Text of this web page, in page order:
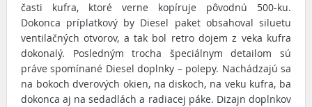
časti kufra, ktoré verne kopíruje pôvodnú 500-ku.
Dokonca príplatkový by Diesel paket obsahoval siluetu
ventilačných otvorov, a tak bol retro dojem z veka kufra
dokonalý. Posledným trocha špeciálnym detailom sú
práve spomínané Diesel doplnky – polepy. Nachádzajú sa
na bokoch dverových okien, na diskoch, na veku kufra, ba
dokonca aj na sedadlách a radiacej páke. Dizajn doplnkov